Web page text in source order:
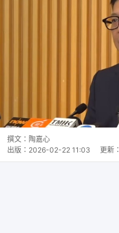
撰文： 陶嘉心
出版： 2026-02-22 11:03 更新：